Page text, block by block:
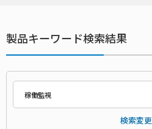
製品キーワード検索結果
検索変更